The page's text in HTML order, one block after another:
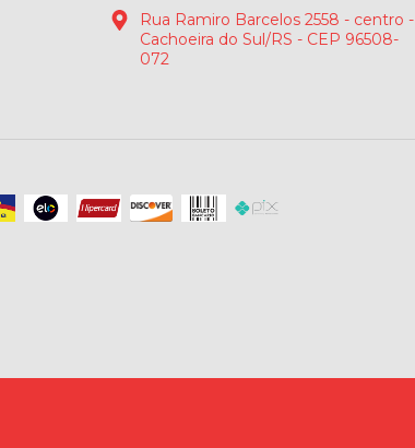
Rua Ramiro Barcelos 2558 - centro -
Cachoeira do Sul/RS - CEP 96508-
072